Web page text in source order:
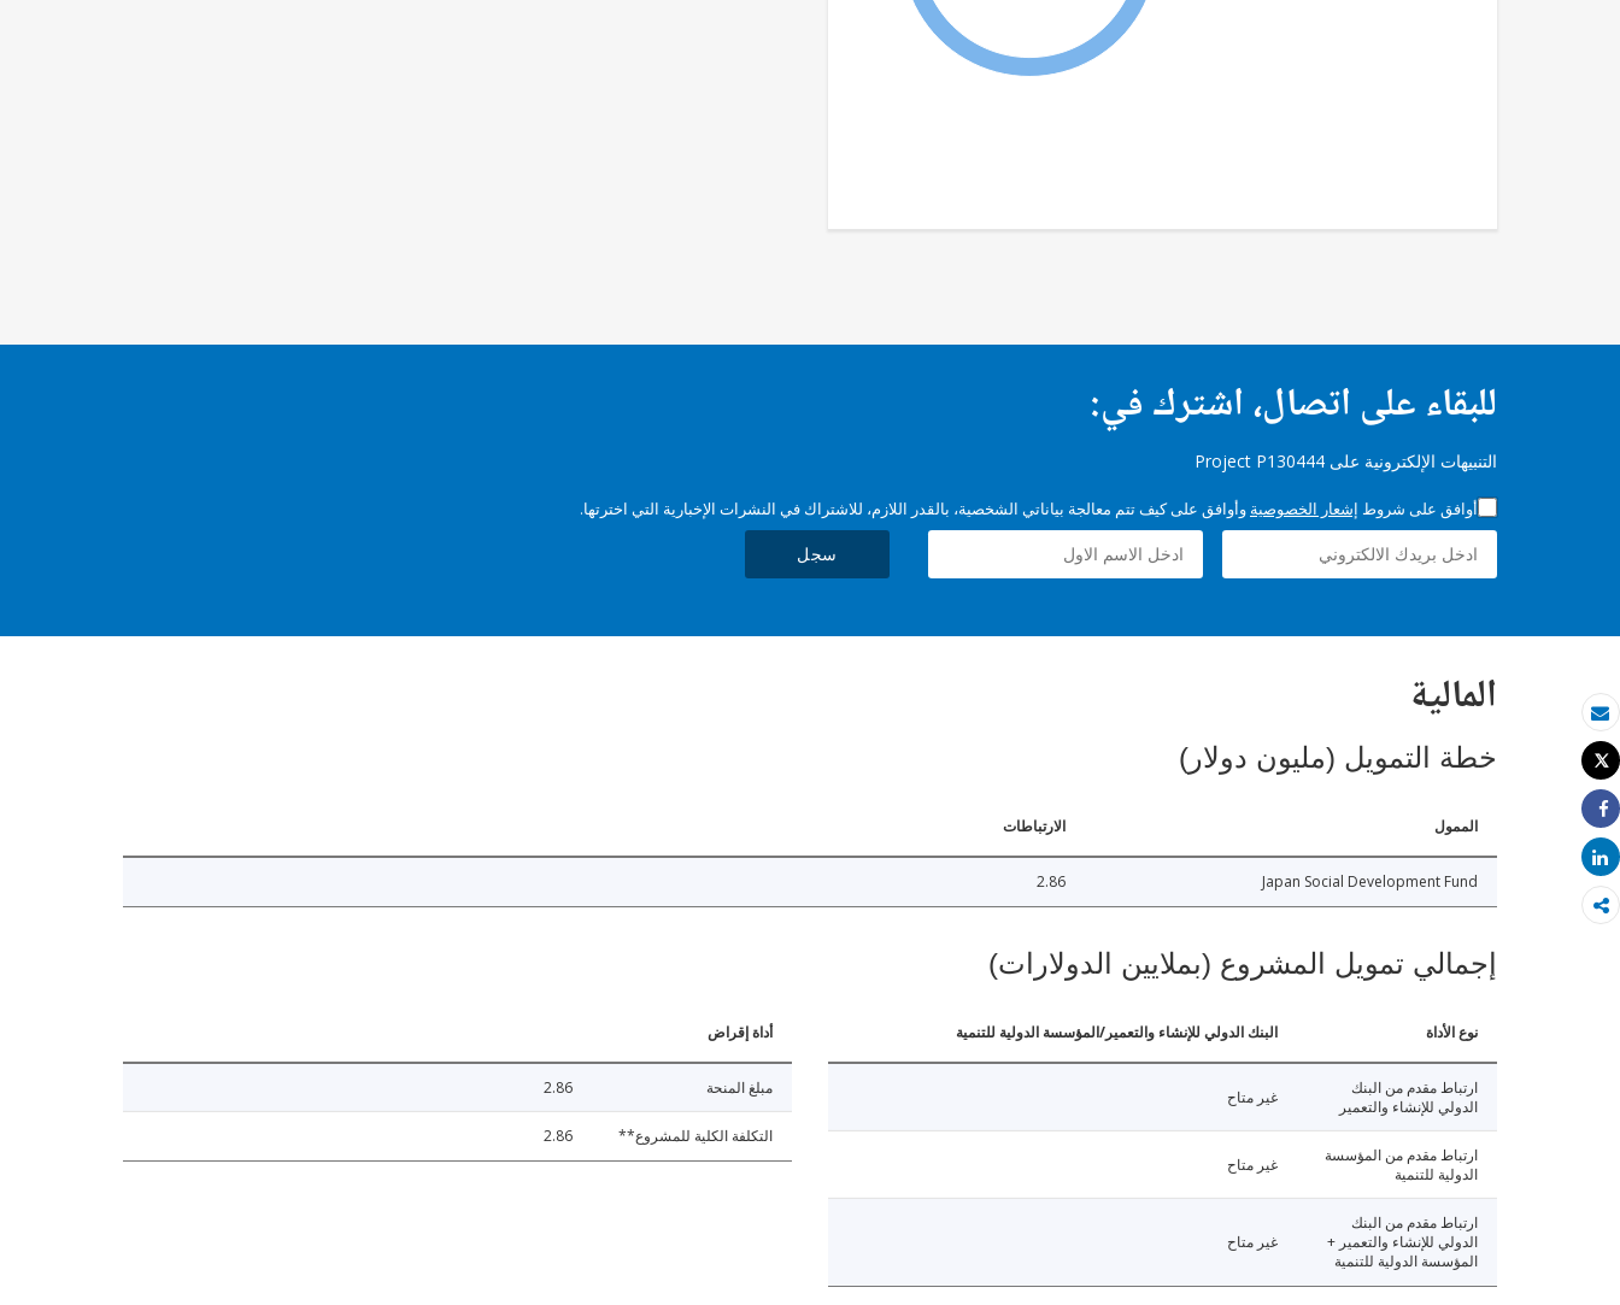
بريد الكتروني
طباعة
Tweet
Share
Share
للبقاء على اتصال، اشترك في:
التنبيهات الإلكترونية على Project P130444
أوافق على شروط إشعار الخصوصية وأوافق على كيف تتم معالجة بياناتي الشخصية، بالقدر اللازم، للاشتراك في النشرات الإخبارية التي اخترتها.
سجل
المالية
خطة التمويل (مليون دولار)
الممول الارتباطات
Japan Social Development Fund
2.86
إجمالي تمويل المشروع (بملايين الدولارات)
نوع الأداة البنك الدولي للإنشاء والتعمير/المؤسسة الدولية للتنمية
ارتباط مقدم من البنك
الدولي للإنشاء والتعمير
غير متاح
ارتباط مقدم من المؤسسة
الدولية للتنمية
غير متاح
ارتباط مقدم من البنك
الدولي للإنشاء والتعمير +
المؤسسة الدولية للتنمية
غير متاح
أداة إقراض
مبلغ المنحة 2.86
التكلفة الكلية للمشروع** 2.86